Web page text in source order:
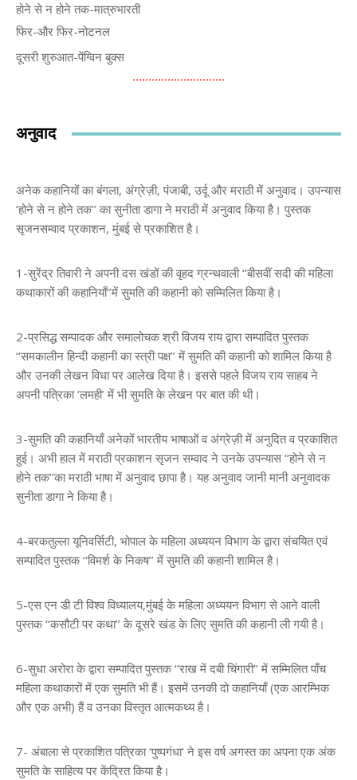
होने से न होने तक-मात्रुभारती
फिर-और फिर-नोटनल
दूसरी शुरुआत-पेंग्विन बुक्स
………………………..
अनुवाद
अनेक कहानियों का बंगला, अंग्रेज़ी, पंजाबी, उर्दू और मराठी में अनुवाद। उपन्यास
‘होने से न होने तक’’ का सुनीता डागा ने मराठी में अनुवाद किया है। पुस्तक
सृजनसम्वाद प्रकाशन, मुंबई से प्रकाशित है।
1-सुरेंद्र तिवारी ने अपनी दस खंडों की वृहद ग्रन्थवाली ‘‘बीसवीं सदी की महिला
कथाकारों की कहानियाँ’’में सुमति की कहानी को सम्मिलित किया है।
2-प्रसिद्ध सम्पादक और समालोचक श्री विजय राय द्वारा सम्पादित पुस्तक
‘‘समकालीन हिन्दी कहानी का स्त्री पक्ष’’ में सुमति की कहानी को शामिल किया है
और उनकी लेखन विधा पर आलेख दिया है। इससे पहले विजय राय साहब ने
अपनी पत्रिका ‘लमही’ में भी सुमति के लेखन पर बात की थी।
3-सुमति की कहानियाँ अनेकों भारतीय भाषाओं व अंग्रेज़ी में अनुदित व प्रकाशित
हुई। अभी हाल में मराठी प्रकाशन सृजन सम्वाद ने उनके उपन्यास ‘‘होने से न
होने तक’’का मराठी भाषा में अनुवाद छापा है। यह अनुवाद जानी मानी अनुवादक
सुनीता डागा ने किया है।
4-बरकतुल्ला यूनिवर्सिटी, भोपाल के महिला अध्ययन विभाग के द्वारा संचयित एवं
सम्पादित पुस्तक ‘‘विमर्श के निकष’’ में सुमति की कहानी शामिल है।
5-एस एन डी टी विश्व विध्यालय,मुंबई के महिला अध्ययन विभाग से आने वाली
पुस्तक ‘‘कसौटी पर कथा’’ के दूसरे खंड के लिए सुमति की कहानी ली गयी है।
6-सुधा अरोरा के द्वारा सम्पादित पुस्तक ‘‘राख में दबी चिंगारी’’ में सम्मिलित पाँच
महिला कथाकारों में एक सुमति भी हैं। इसमें उनकी दो कहानियाँ (एक आरम्भिक
और एक अभी) हैं व उनका विस्तृत आत्मकथ्य है।
7- अंबाला से प्रकाशित पत्रिका ‘पुष्पगंधा’ ने इस वर्ष अगस्त का अपना एक अंक
सुमति के साहित्य पर केंद्रित किया है।